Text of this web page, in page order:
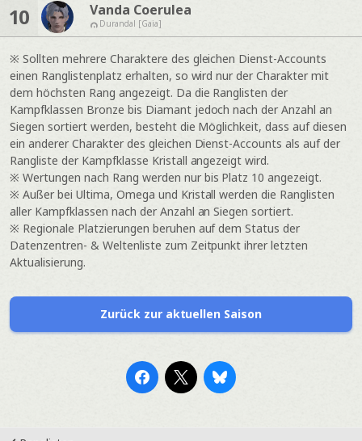
10 Vanda Coerulea
Durandal [Gaia]
※ Sollten mehrere Charaktere des gleichen Dienst-Accounts
einen Ranglistenplatz erhalten, so wird nur der Charakter mit
dem höchsten Rang angezeigt. Da die Ranglisten der
Kampfklassen Bronze bis Diamant jedoch nach der Anzahl an
Siegen sortiert werden, besteht die Möglichkeit, dass auf diesen
ein anderer Charakter des gleichen Dienst-Accounts als auf der
Rangliste der Kampfklasse Kristall angezeigt wird.
※ Wertungen nach Rang werden nur bis Platz 10 angezeigt.
※ Außer bei Ultima, Omega und Kristall werden die Ranglisten
aller Kampfklassen nach der Anzahl an Siegen sortiert.
※ Regionale Platzierungen beruhen auf dem Status der
Datenzentren- & Weltenliste zum Zeitpunkt ihrer letzten
Aktualisierung.
Zurück zur aktuellen Saison